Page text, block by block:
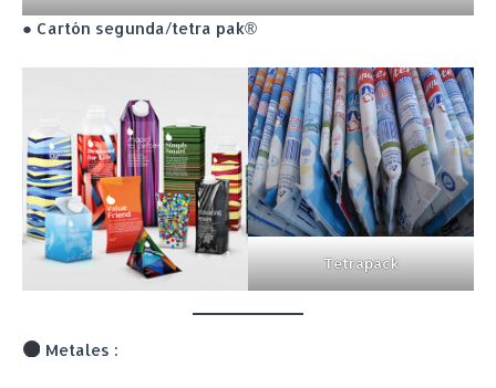
● Cartón segunda/tetra pak®
Tetrapack
Metales :